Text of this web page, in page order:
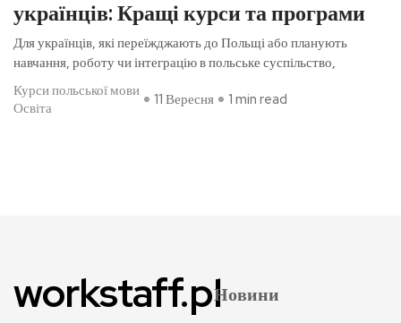
українців: Кращі курси та програми
Для українців, які переїжджають до Польщі або планують
навчання, роботу чи інтеграцію в польське суспільство,
Курси польської мови
Освіта
11 Вересня 1 min read
workstaff.plНовини